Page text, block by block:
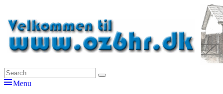
content
OZ6HR
EDR Horsens Afdeling
Search
for:
Søg
Menu